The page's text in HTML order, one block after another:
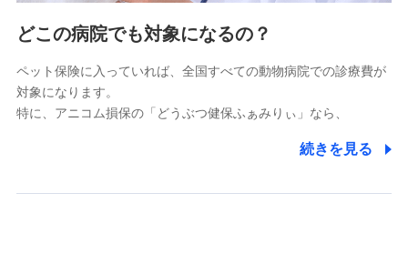
をお送りするため
アンケートの送付のため
分析するため
当社の対応品質向上やお問い合わせ内容の正確な把握のため
個人情報保護管理者の職名、連絡先
株式会社ドコモ・インシュアランス 営業部長
どこの病院でも対象になるの？
ペット保険に入っていれば、全国すべての動物病院での診療費が
対象になります。
特に、アニコム損保の「どうぶつ健保ふぁみりぃ」なら、
続きを見る